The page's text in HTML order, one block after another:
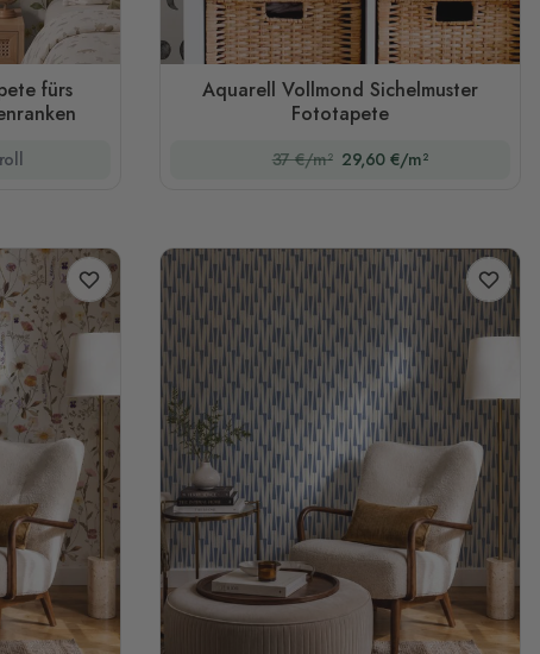
fürs
Aquarell Vollmond Sichelmuster
Fototapete
37 €/m² 29,60 €/m²